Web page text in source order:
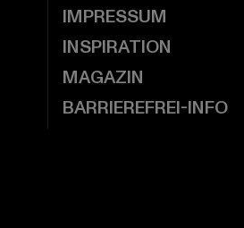
IMPRESSUM
INSPIRATION
MAGAZIN
BARRIEREFREI-INFO